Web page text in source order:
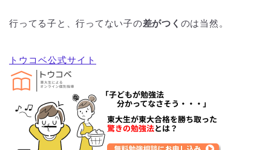
行ってる子と、行ってない子の差がつく のは当然。
トウコベ公式サイト